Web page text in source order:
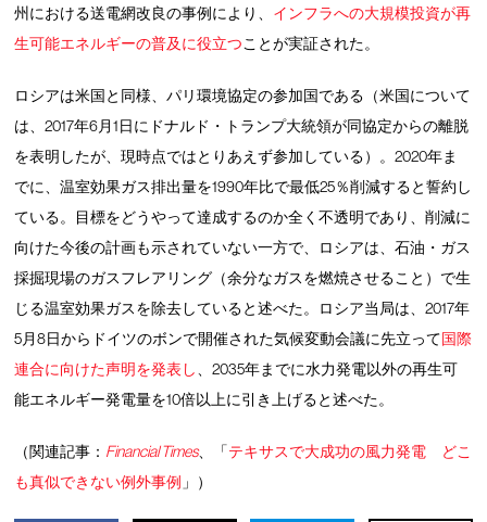
州における送電網改良の事例により、 インフラへの大規模投資が再
生可能エネルギーの普及に役立つことが実証された。
ロシアは米国と同様、パリ環境協定の参加国である（米国について
は、2017年6月1日にドナルド・トランプ大統領が同協定からの離脱
を表明したが、現時点ではとりあえず参加している）。2020年ま
でに、温室効果ガス排出量を1990年比で最低25％削減すると誓約し
ている。目標をどうやって達成するのか全く不透明であり、削減に
向けた今後の計画も示されていない一方で、ロシアは、石油・ガス
採掘現場のガスフレアリング（余分なガスを燃焼させること）で生
じる温室効果ガスを除去していると述べた。ロシア当局は、2017年
5月8日からドイツのボンで開催された気候変動会議に先立って国際
連合に向けた声明を発表し
、2035年までに水力発電以外の再生可
能エネルギー発電量を10倍以上に引き上げると述べた。
（関連記事： Financial Times、「テキサスで大成功の風力発電 どこ
も真似できない例外事例 」）